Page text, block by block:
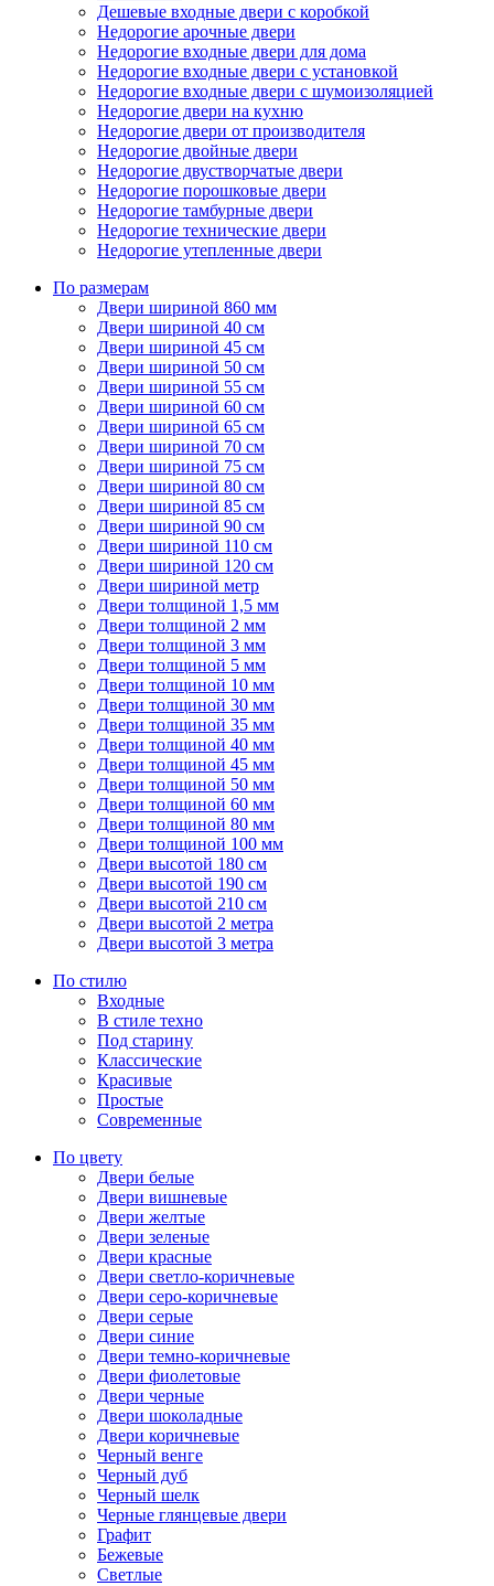
Дешевые входные двери с коробкой
Недорогие арочные двери
Недорогие входные двери для дома
Недорогие входные двери с установкой
Недорогие входные двери с шумоизоляцией
Недорогие двери на кухню
Недорогие двери от производителя
Недорогие двойные двери
Недорогие двустворчатые двери
Недорогие порошковые двери
Недорогие тамбурные двери
Недорогие технические двери
Недорогие утепленные двери
По размерам
Двери шириной 860 мм
Двери шириной 40 см
Двери шириной 45 см
Двери шириной 50 см
Двери шириной 55 см
Двери шириной 60 см
Двери шириной 65 см
Двери шириной 70 см
Двери шириной 75 см
Двери шириной 80 см
Двери шириной 85 см
Двери шириной 90 см
Двери шириной 110 см
Двери шириной 120 см
Двери шириной метр
Двери толщиной 1,5 мм
Двери толщиной 2 мм
Двери толщиной 3 мм
Двери толщиной 5 мм
Двери толщиной 10 мм
Двери толщиной 30 мм
Двери толщиной 35 мм
Двери толщиной 40 мм
Двери толщиной 45 мм
Двери толщиной 50 мм
Двери толщиной 60 мм
Двери толщиной 80 мм
Двери толщиной 100 мм
Двери высотой 180 см
Двери высотой 190 см
Двери высотой 210 см
Двери высотой 2 метра
Двери высотой 3 метра
По стилю
Входные
В стиле техно
Под старину
Классические
Красивые
Простые
Современные
По цвету
Двери белые
Двери вишневые
Двери желтые
Двери зеленые
Двери красные
Двери светло-коричневые
Двери серо-коричневые
Двери серые
Двери синие
Двери темно-коричневые
Двери фиолетовые
Двери черные
Двери шоколадные
Двери коричневые
Черный венге
Черный дуб
Черный шелк
Черные глянцевые двери
Графит
Бежевые
Светлые